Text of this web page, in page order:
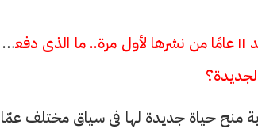
■ روايتك «الذى لا يحب جمال عبدالناصر» يُعاد طبعها بعد ١١ عامًا من نشرها لأول مرة.. ما الذى دفعك
منح حياة جديدة لها فى سياق مختلف عمّا